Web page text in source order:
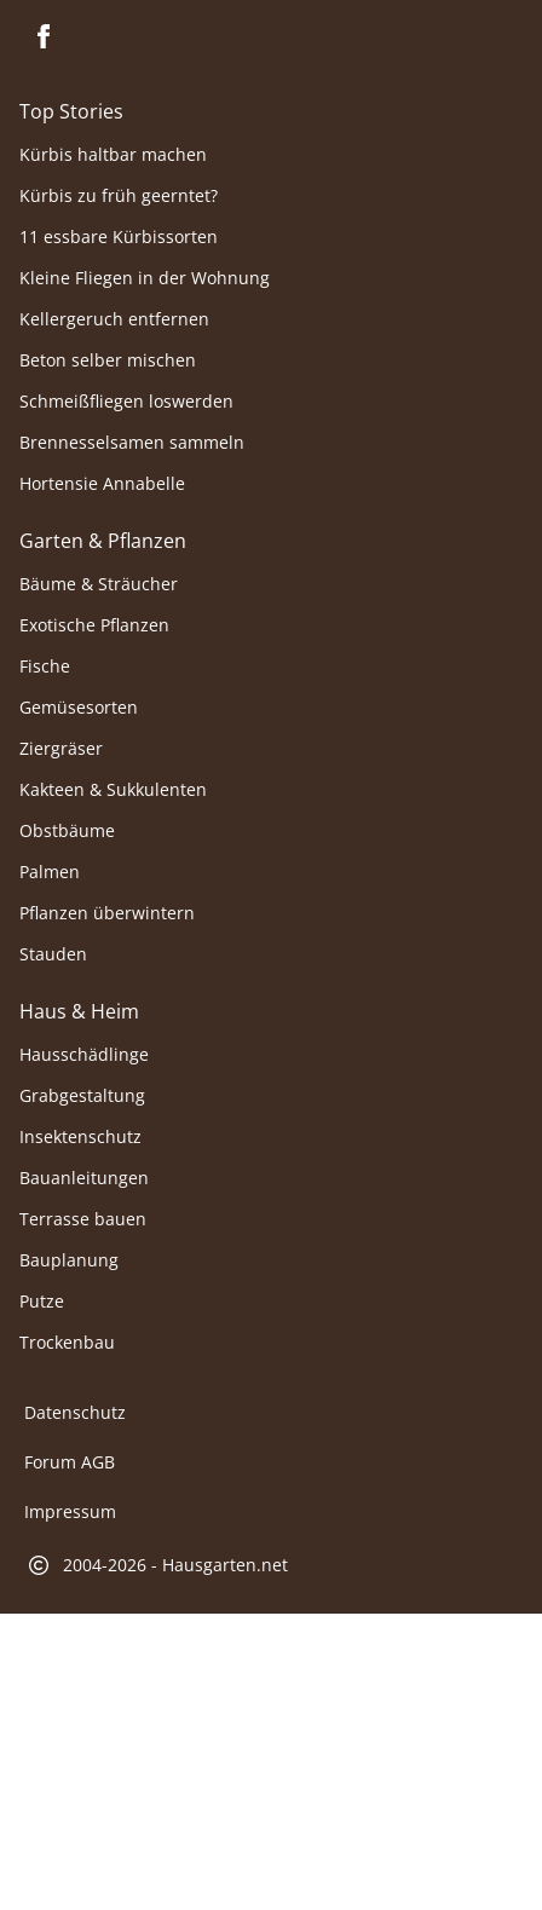
Top Stories
Kürbis haltbar machen
Kürbis zu früh geerntet?
11 essbare Kürbissorten
Kleine Fliegen in der Wohnung
Kellergeruch entfernen
Beton selber mischen
Schmeißfliegen loswerden
Brennesselsamen sammeln
Hortensie Annabelle
Garten & Pflanzen
Bäume & Sträucher
Exotische Pflanzen
Fische
Gemüsesorten
Ziergräser
Kakteen & Sukkulenten
Obstbäume
Palmen
Pflanzen überwintern
Stauden
Haus & Heim
Hausschädlinge
Grabgestaltung
Insektenschutz
Bauanleitungen
Terrasse bauen
Bauplanung
Putze
Trockenbau
Datenschutz
Forum AGB
Impressum
2004-2026 - Hausgarten.net